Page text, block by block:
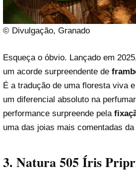
© Divulgação, Granado
Esqueça o óbvio. Lançado em
um acorde surpreendente de
É a tradução de uma floresta viva
um diferencial absoluto na
performance surpreende pela
uma das joias mais comentadas da
3. Natura 505 Íris